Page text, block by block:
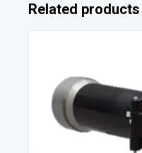
Related products